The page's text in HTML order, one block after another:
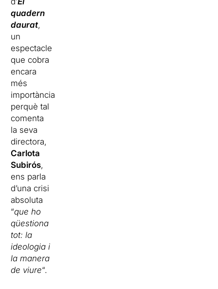
quadern
daurat,
un
espectacle
que cobra
encara
més
importància
perquè tal
comenta
la seva
directora,
Carlota
Subirós,
ens parla
d’una crisi
absoluta
“que ho
qüestiona
tot: la
ideologia i
la manera
de viure“.